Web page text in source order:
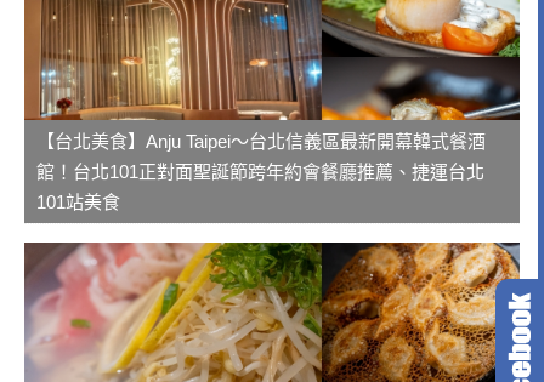
【台北美食】Anju Taipei～台北信義區最新開幕韓式餐酒
館！台北101正對面聖誕節跨年約會餐廳推薦、捷運台北
101站美食